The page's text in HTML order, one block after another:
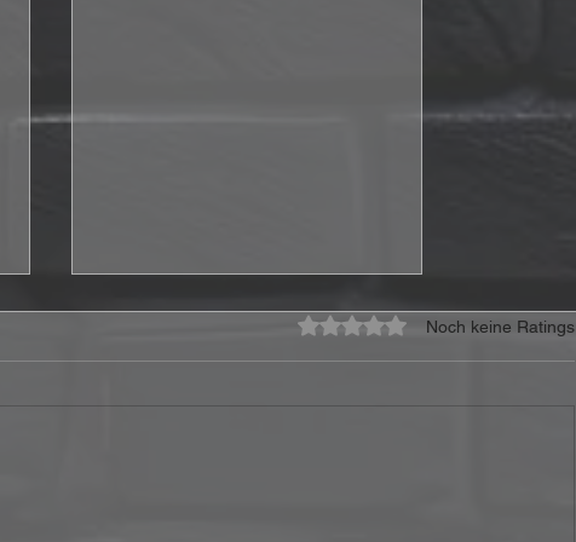
Mit 0 von 5 Sternen bewertet.
Noch keine Ratings